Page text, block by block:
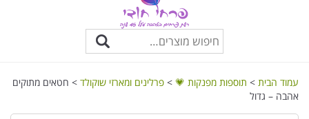
עמוד הבית > תוספות מפנקות 💗 > פרלינים ומארזי שוקולד > חטאים מתוקים
אהבה – גדול